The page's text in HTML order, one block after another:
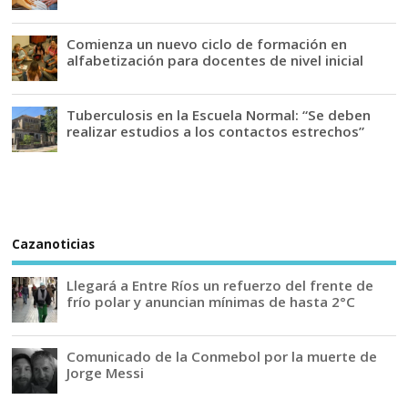
Comienza un nuevo ciclo de formación en
alfabetización para docentes de nivel inicial
Tuberculosis en la Escuela Normal: “Se deben
realizar estudios a los contactos estrechos”
Cazanoticias
Llegará a Entre Ríos un refuerzo del frente de
frío polar y anuncian mínimas de hasta 2°C
Comunicado de la Conmebol por la muerte de
Jorge Messi